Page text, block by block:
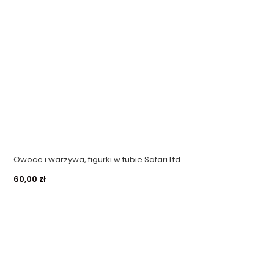
Dodaj do koszyka
Owoce i warzywa, figurki w tubie Safari Ltd.
60,00 zł